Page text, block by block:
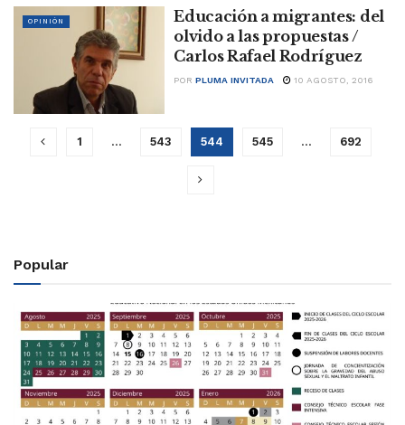
OPINIÓN
Educación a migrantes: del
olvido a las propuestas /
Carlos Rafael Rodríguez
POR PLUMA INVITADA 10 AGOSTO, 2016
1 … 543 544 545 … 692
Popular